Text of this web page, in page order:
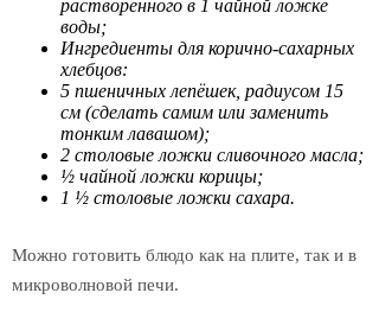
растворенного в 1 чайной ложке
воды;
Ингредиенты для корично-сахарных
хлебцов:
5 пшеничных лепёшек, радиусом 15
см (сделать самим или заменить
тонким лавашом);
2 столовые ложки сливочного масла;
½ чайной ложки корицы;
1 ½ столовые ложки сахара.
Можно готовить блюдо как на плите, так и в
микроволновой печи.